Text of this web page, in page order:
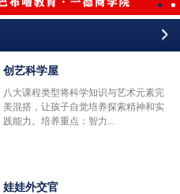
创艺科学屋
八大课程类型将科学知识与艺术元素完
美混搭，让孩子自觉培养探索精神和实
践能力。培养重点：智力...
娃娃外交官